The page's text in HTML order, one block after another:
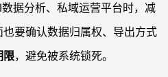
据分析、私域运营平台时，减
要确认数据归属权、导出方式
限，避免被系统锁死。